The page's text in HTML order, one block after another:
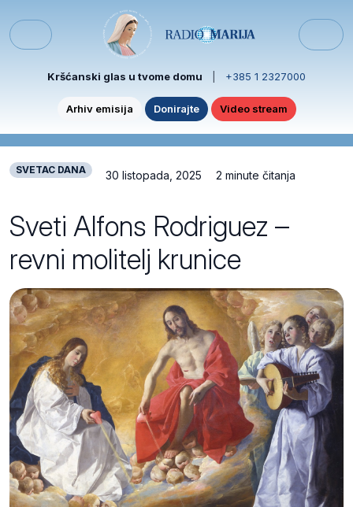
Menu
Kršćanski glas u tvome domu +385 1 2327000
Arhiv emisija Donirajte Video stream
SVETAC DANA 30 listopada, 2025 2 minute čitanja
Sveti Alfons Rodriguez –
revni molitelj krunice